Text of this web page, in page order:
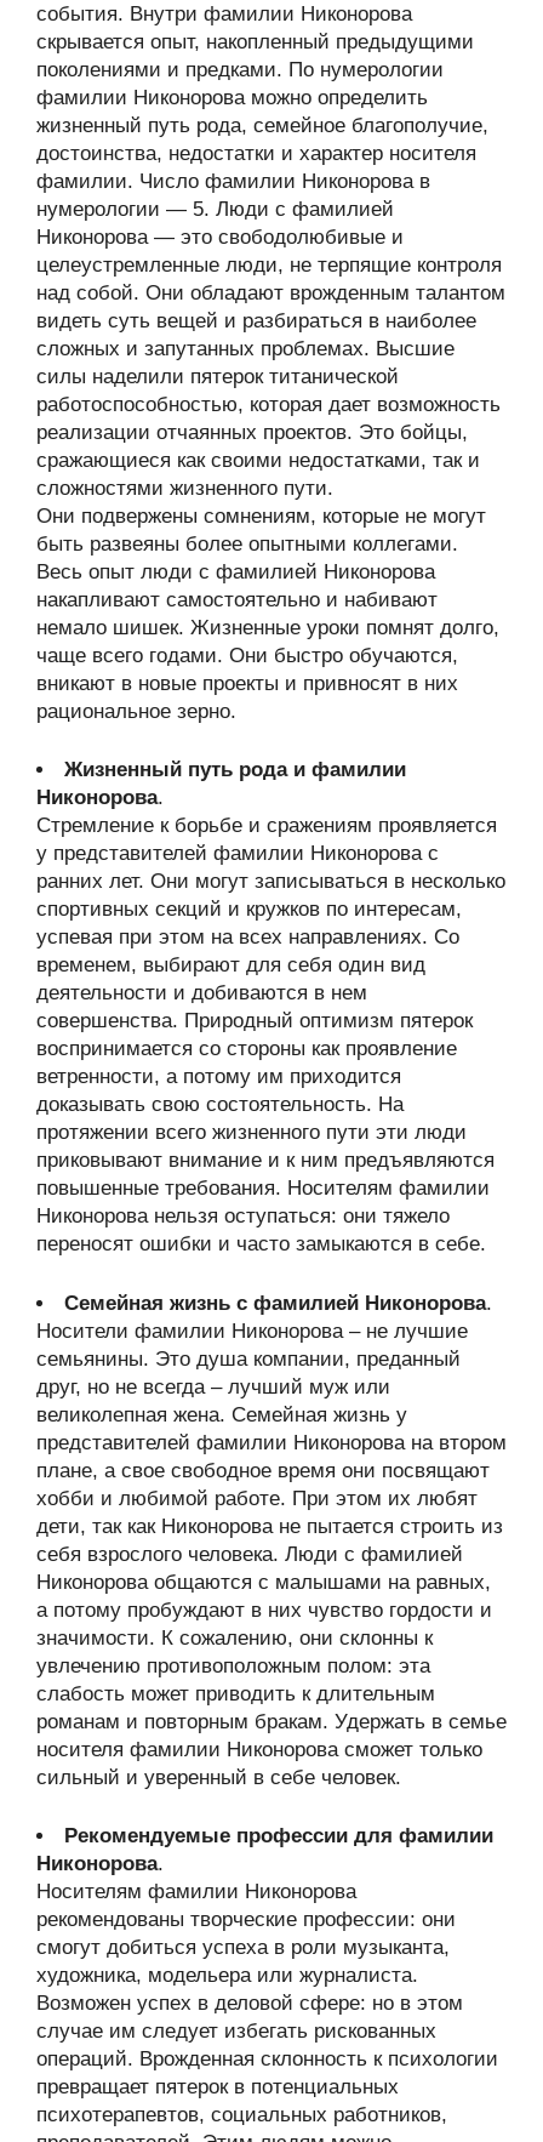
события. Внутри фамилии Никонорова
скрывается опыт, накопленный предыдущими
поколениями и предками. По нумерологии
фамилии Никонорова можно определить
жизненный путь рода, семейное благополучие,
достоинства, недостатки и характер носителя
фамилии. Число фамилии Никонорова в
нумерологии — 5. Люди с фамилией
Никонорова — это свободолюбивые и
целеустремленные люди, не терпящие контроля
над собой. Они обладают врожденным талантом
видеть суть вещей и разбираться в наиболее
сложных и запутанных проблемах. Высшие
силы наделили пятерок титанической
работоспособностью, которая дает возможность
реализации отчаянных проектов. Это бойцы,
сражающиеся как своими недостатками, так и
сложностями жизненного пути.
Они подвержены сомнениям, которые не могут
быть развеяны более опытными коллегами.
Весь опыт люди с фамилией Никонорова
накапливают самостоятельно и набивают
немало шишек. Жизненные уроки помнят долго,
чаще всего годами. Они быстро обучаются,
вникают в новые проекты и привносят в них
рациональное зерно.
Жизненный путь рода и фамилии
Никонорова.
Стремление к борьбе и сражениям проявляется
у представителей фамилии Никонорова с
ранних лет. Они могут записываться в несколько
спортивных секций и кружков по интересам,
успевая при этом на всех направлениях. Со
временем, выбирают для себя один вид
деятельности и добиваются в нем
совершенства. Природный оптимизм пятерок
воспринимается со стороны как проявление
ветренности, а потому им приходится
доказывать свою состоятельность. На
протяжении всего жизненного пути эти люди
приковывают внимание и к ним предъявляются
повышенные требования. Носителям фамилии
Никонорова нельзя оступаться: они тяжело
переносят ошибки и часто замыкаются в себе.
Семейная жизнь с фамилией Никонорова.
Носители фамилии Никонорова – не лучшие
семьянины. Это душа компании, преданный
друг, но не всегда – лучший муж или
великолепная жена. Семейная жизнь у
представителей фамилии Никонорова на втором
плане, а свое свободное время они посвящают
хобби и любимой работе. При этом их любят
дети, так как Никонорова не пытается строить из
себя взрослого человека. Люди с фамилией
Никонорова общаются с малышами на равных,
а потому пробуждают в них чувство гордости и
значимости. К сожалению, они склонны к
увлечению противоположным полом: эта
слабость может приводить к длительным
романам и повторным бракам. Удержать в семье
носителя фамилии Никонорова сможет только
сильный и уверенный в себе человек.
Рекомендуемые профессии для фамилии
Никонорова.
Носителям фамилии Никонорова
рекомендованы творческие профессии: они
смогут добиться успеха в роли музыканта,
художника, модельера или журналиста.
Возможен успех в деловой сфере: но в этом
случае им следует избегать рискованных
операций. Врожденная склонность к психологии
превращает пятерок в потенциальных
психотерапевтов, социальных работников,